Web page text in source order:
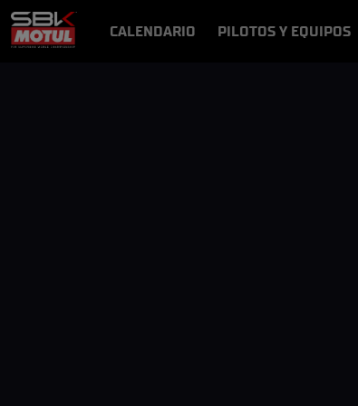
CALENDARIO PILOTOS Y EQUIPOS